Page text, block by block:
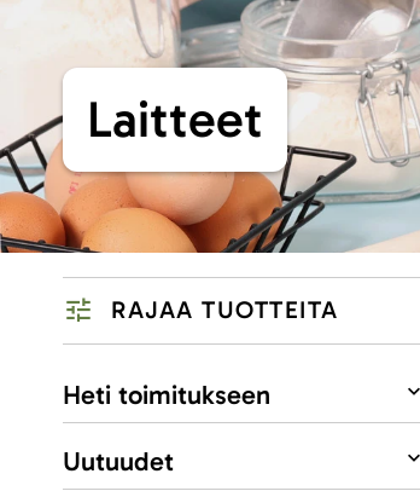
Laitteet
RAJAA TUOTTEITA
Listausvalinnat
Heti toimitukseen
Uutuudet